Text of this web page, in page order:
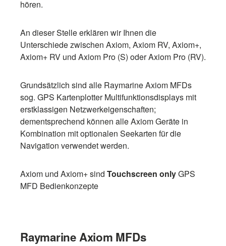
hören.
An dieser Stelle erklären wir Ihnen die
Unterschiede zwischen Axiom, Axiom RV, Axiom+,
Axiom+ RV und Axiom Pro (S) oder Axiom Pro (RV).
Grundsätzlich sind alle Raymarine Axiom MFDs
sog. GPS Kartenplotter Multifunktionsdisplays mit
erstklassigen Netzwerkeigenschaften;
dementsprechend können alle Axiom Geräte in
Kombination mit optionalen Seekarten für die
Navigation verwendet werden.
Axiom und Axiom+ sind Touchscreen onlyGPS
MFD Bedienkonzepte
Raymarine Axiom MFDs